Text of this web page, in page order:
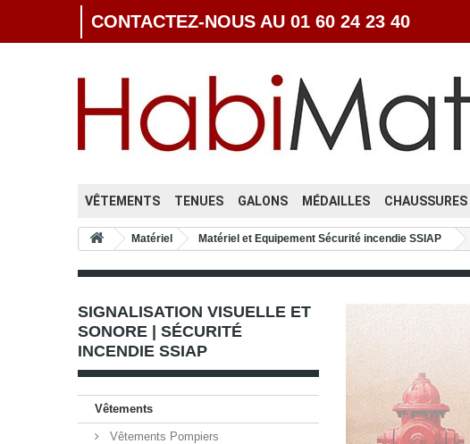
CONTACTEZ-NOUS AU 01 60 24 23 40
VÊTEMENTS TENUES GALONS MÉDAILLES CHAUSSURES
Matériel Matériel et Equipement Sécurité incendie SSIAP
SIGNALISATION VISUELLE ET
SONORE | SÉCURITÉ
INCENDIE SSIAP
Vêtements
Vêtements Pompiers